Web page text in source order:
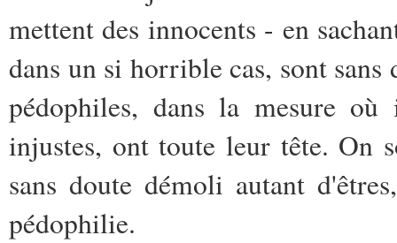
mettent des innocents - en
dans un si horrible cas, sont
pédophiles, dans la mesure
injustes, ont toute leur tête. On
sans doute démoli autant
pédophilie.